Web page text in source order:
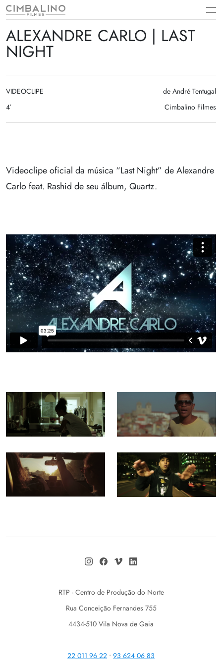
Skip
content
ALEXANDRE CARLO | LAST
NIGHT
VIDEOCLIPE
4′
de André Tentugal
Cimbalino Filmes
Videoclipe oficial da música “Last Night” de Alexandre
Carlo feat. Rashid de seu álbum, Quartz.
RTP - Centro de Produção do Norte
Rua Conceição Fernandes 755
4434-510 Vila Nova de Gaia
22 011 96 22 • 93 624 06 83